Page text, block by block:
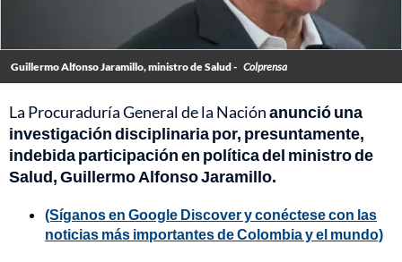
Guillermo Alfonso Jaramillo, ministro de Salud - Colprensa
La Procuraduría General de la Naciónanunció una
investigación disciplinaria por, presuntamente,
indebida participación en política del ministro de
Salud, Guillermo Alfonso Jaramillo.
(Síganos en Google Discover y conéctese con las
noticias más importantes de Colombia y el mundo)